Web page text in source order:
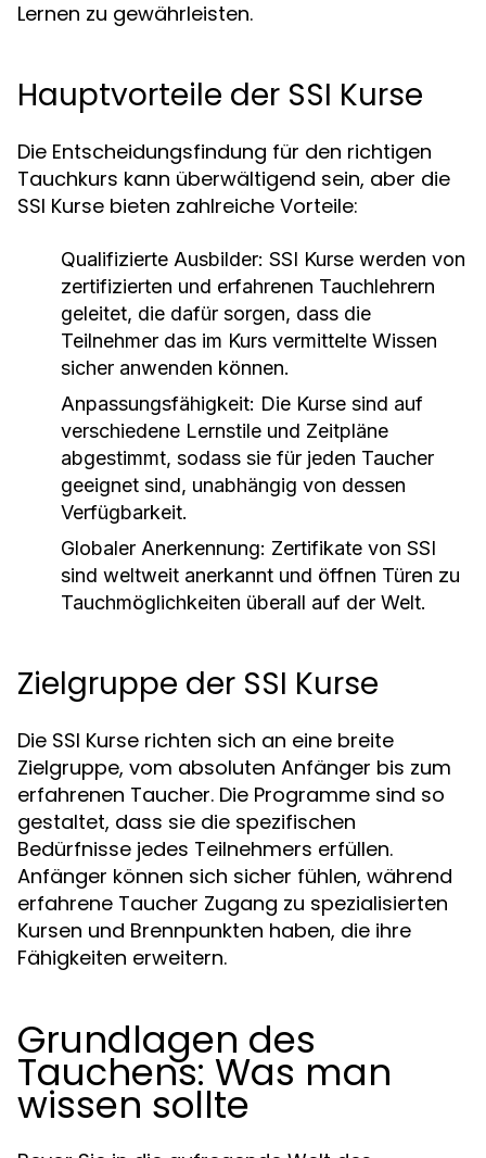
Lernen zu gewährleisten.
Hauptvorteile der SSI Kurse
Die Entscheidungsfindung für den richtigen
Tauchkurs kann überwältigend sein, aber die
SSI Kurse bieten zahlreiche Vorteile:
Qualifizierte Ausbilder: SSI Kurse werden von
zertifizierten und erfahrenen Tauchlehrern
geleitet, die dafür sorgen, dass die
Teilnehmer das im Kurs vermittelte Wissen
sicher anwenden können.
Anpassungsfähigkeit: Die Kurse sind auf
verschiedene Lernstile und Zeitpläne
abgestimmt, sodass sie für jeden Taucher
geeignet sind, unabhängig von dessen
Verfügbarkeit.
Globaler Anerkennung: Zertifikate von SSI
sind weltweit anerkannt und öffnen Türen zu
Tauchmöglichkeiten überall auf der Welt.
Zielgruppe der SSI Kurse
Die SSI Kurse richten sich an eine breite
Zielgruppe, vom absoluten Anfänger bis zum
erfahrenen Taucher. Die Programme sind so
gestaltet, dass sie die spezifischen
Bedürfnisse jedes Teilnehmers erfüllen.
Anfänger können sich sicher fühlen, während
erfahrene Taucher Zugang zu spezialisierten
Kursen und Brennpunkten haben, die ihre
Fähigkeiten erweitern.
Grundlagen des
Tauchens: Was man
wissen sollte